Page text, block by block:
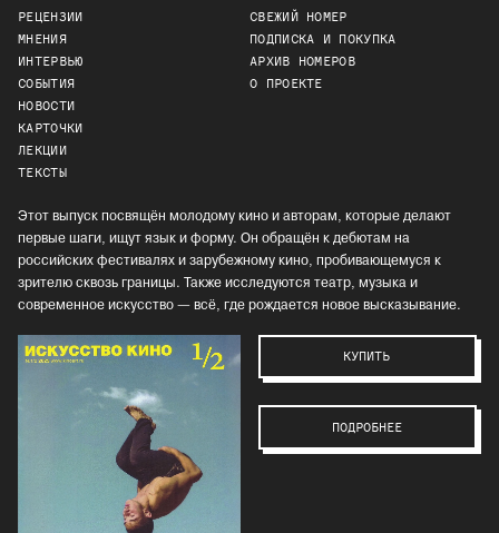
РЕЦЕНЗИИ
МНЕНИЯ
ИНТЕРВЬЮ
СОБЫТИЯ
НОВОСТИ
КАРТОЧКИ
ЛЕКЦИИ
ТЕКСТЫ
СВЕЖИЙ НОМЕР
ПОДПИСКА И ПОКУПКА
АРХИВ НОМЕРОВ
О ПРОЕКТЕ
Этот выпуск посвящён молодому кино и авторам, которые делают
первые шаги, ищут язык и форму. Он обращён к дебютам на
российских фестивалях и зарубежному кино, пробивающемуся к
зрителю сквозь границы. Также исследуются театр, музыка и
современное искусство — всё, где рождается новое высказывание.
КУПИТЬ
ПОДРОБНЕЕ